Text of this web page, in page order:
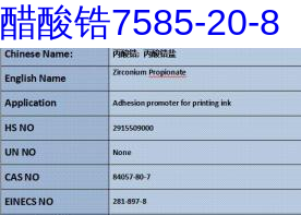
醋酸锆7585-20-8